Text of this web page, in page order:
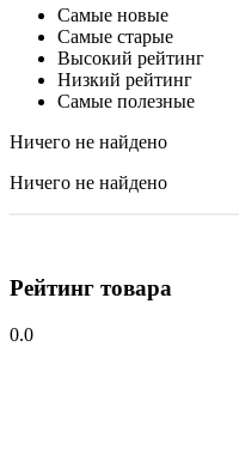
Самые новые
Самые старые
Высокий рейтинг
Низкий рейтинг
Самые полезные
Ничего не найдено
Ничего не найдено
Рейтинг товара
0.0